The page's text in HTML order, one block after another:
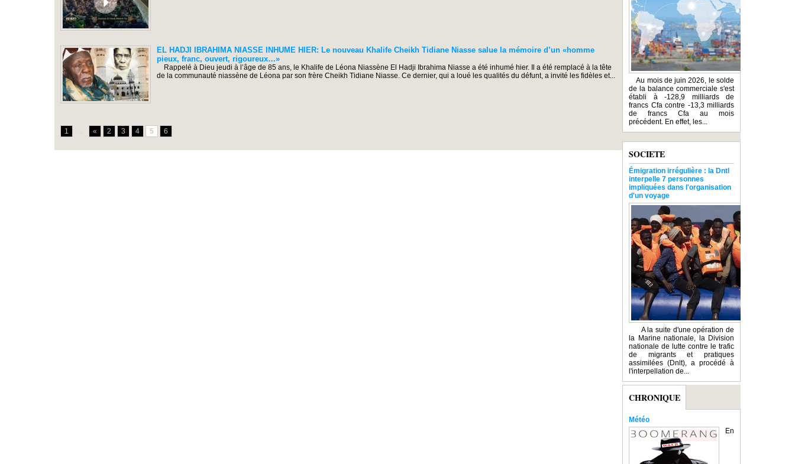
EL HADJI IBRAHIMA NIASSE INHUME HIER: Le nouveau Khalife Cheikh Tidiane Niasse salue la mémoire d’un «homme
pieux, franc, ouvert, rigoureux…»
Rappelé à Dieu jeudi à l’âge de 85 ans, le Khalife de Léona Niassène El Hadji Ibrahima Niasse a été inhumé hier. Il a été remplacé à la tête
de la communauté niassène de Léona par son frère Cheikh Tidiane Niasse. Ce dernier, qui a loué les qualités du défunt, a invité les fidèles et...
1 ... « 2 3 4 5 6
Au mois de juin 2026, le solde
de la balance commerciale s'est
établi à -128,9 milliards de
francs Cfa contre -13,3 milliards
de francs Cfa au mois
précédent. En effet, les...
SOCIETE
Émigration irrégulière : la Dntl
interpelle 7 personnes
impliquées dans l'organisation
d'un voyage
A la suite d'une opération de
la Marine nationale, la Division
nationale de lutte contre le trafic
de migrants et pratiques
assimilées (Dnlt), a procédé à
l'interpellation de...
CHRONIQUE
Météo
En